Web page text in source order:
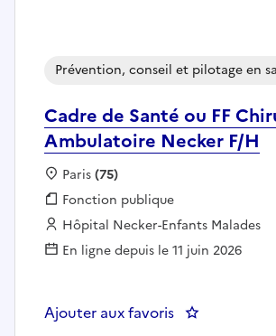
Cadre de Santé ou FF
Ambulatoire Necker F/H
Prévention, conseil et pilotage en
Localisation :
Paris(75)
Fonction publique :
Fonction publique
Employeur :
Hôpital Necker-Enfants Malades
En ligne depuis le 11 juin 2026
Ajouter aux favoris